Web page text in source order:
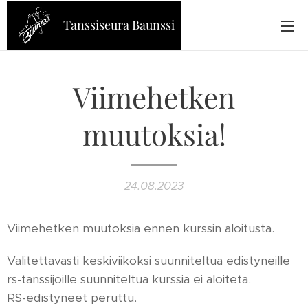
Tanssiseura Baunssi
Viimehetken
muutoksia!
24.08.2023
Viimehetken muutoksia ennen kurssin aloitusta.
Valitettavasti keskiviikoksi suunniteltua edistyneille
rs-tanssijoille suunniteltua kurssia ei aloiteta.
RS-edistyneet peruttu.